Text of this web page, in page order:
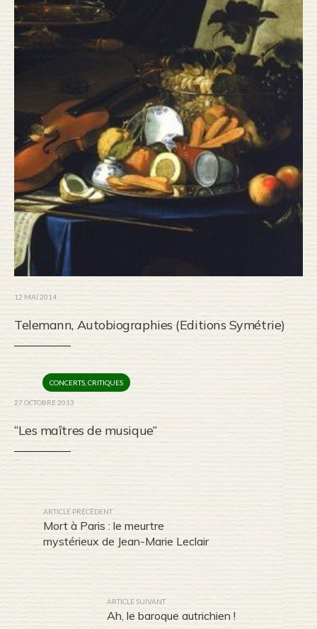
12 MAI 2014
Telemann, Autobiographies (Editions Symétrie)
CONCERTS CRITIQUES
27 OCTOBRE 2013
“Les maîtres de musique”
ARTICLE PRÉCÉDENT
Mort à Paris : le meurtre
mystérieux de Jean-Marie Leclair
ARTICLE SUIVANT
Ah, le baroque autrichien !